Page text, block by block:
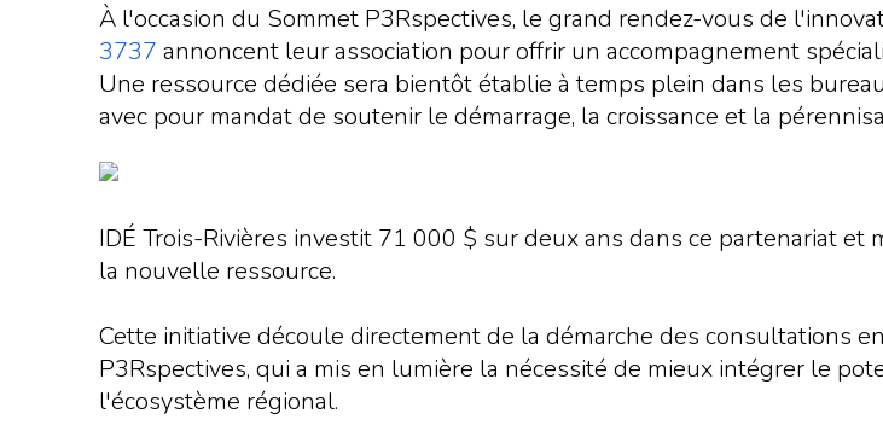
À l'occasion du Sommet P3Rspectives, le grand rendez-vous de
3737 annoncent leur association pour offrir un accompagnement
Une ressource dédiée sera bientôt établie à temps plein dans les
avec pour mandat de soutenir le démarrage, la croissance et la
IDÉ Trois-Rivières investit 71 000 $ sur deux ans dans ce partenariat
la nouvelle ressource.
Cette initiative découle directement de la démarche des consultations
P3Rspectives, qui a mis en lumière la nécessité de mieux intégrer le
l'écosystème régional.